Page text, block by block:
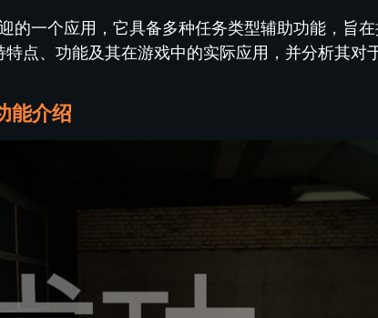
的一个应用，它具备多种任务类型辅助功能，旨
点、功能及其在游戏中的实际应用，并分析其对
能介绍